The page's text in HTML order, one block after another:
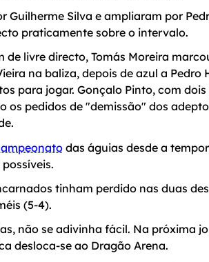
Guilherme Silva e ampliaram por
praticamente sobre o intervalo.
livre directo, Tomás Moreira
na baliza, depois de azul a Pedro
para jogar. Gonçalo Pinto, com
os pedidos de "demissão" dos
das águias desde a
tinham perdido nas duas
(5-4).
não se adivinha fácil. Na próxima
desloca-se ao Dragão Arena.